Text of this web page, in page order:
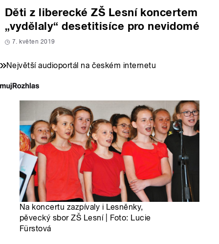
Děti z liberecké ZŠ Lesní koncertem
„vydělaly“ desetitisíce pro nevidomé
7. květen 2019
Největší audioportál na českém internetu
Na koncertu zazpívaly i Lesněnky,
pěvecký sbor ZŠ Lesní | Foto: Lucie
Fürstová